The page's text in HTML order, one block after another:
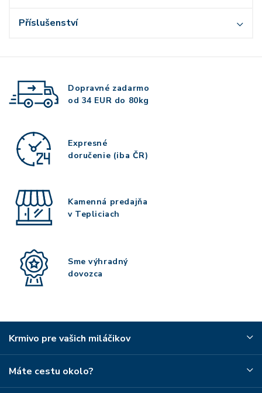
Příslušenství
Dopravné zadarmo
od 34 EUR do 80kg
Expresné
doručenie (iba ČR)
Kamenná predajňa
v Tepliciach
Sme výhradný
dovozca
Krmivo pre vašich miláčikov
Máte cestu okolo?